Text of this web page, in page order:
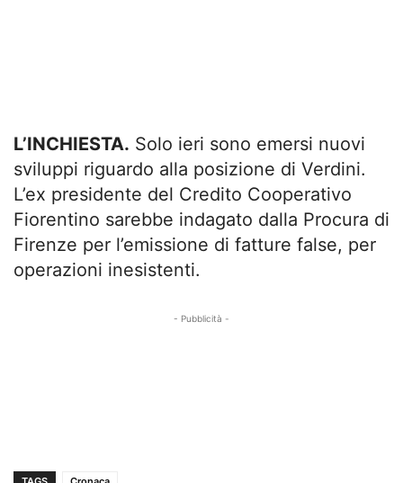
L’INCHIESTA. Solo ieri sono emersi nuovi
sviluppi riguardo alla posizione di Verdini.
L’ex presidente del Credito Cooperativo
Fiorentino sarebbe indagato dalla Procura di
Firenze per l’emissione di fatture false, per
operazioni inesistenti.
- Pubblicità -